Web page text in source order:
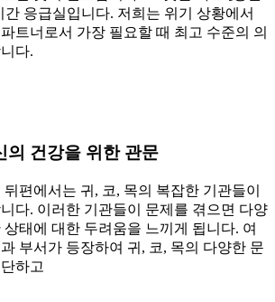
간 응급실입니다. 저희는 위기 상황에서
트너로서 가장 필요할 때 최고 수준의 의
다.
의 건강을 위한 관문
편에서는 귀, 코, 목의 복잡한 기관들이
다. 이러한 기관들이 문제를 겪으면 다양
태에 대한 두려움을 느끼게 됩니다. 여
부서가 등장하여 귀, 코, 목의 다양한 문
하고